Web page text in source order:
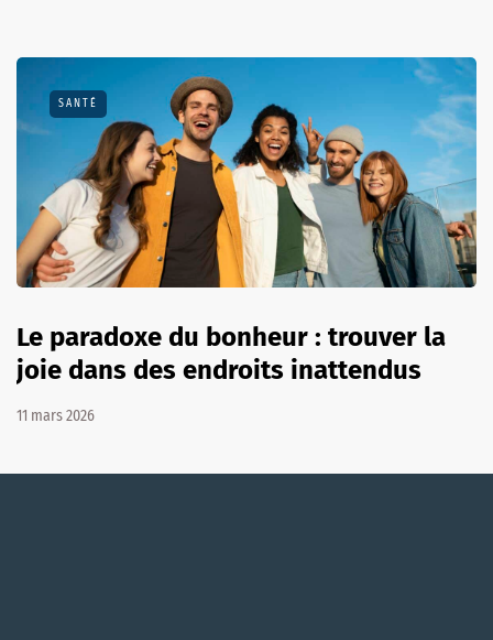
SANTÉ
Le paradoxe du bonheur : trouver la
joie dans des endroits inattendus
11 mars 2026